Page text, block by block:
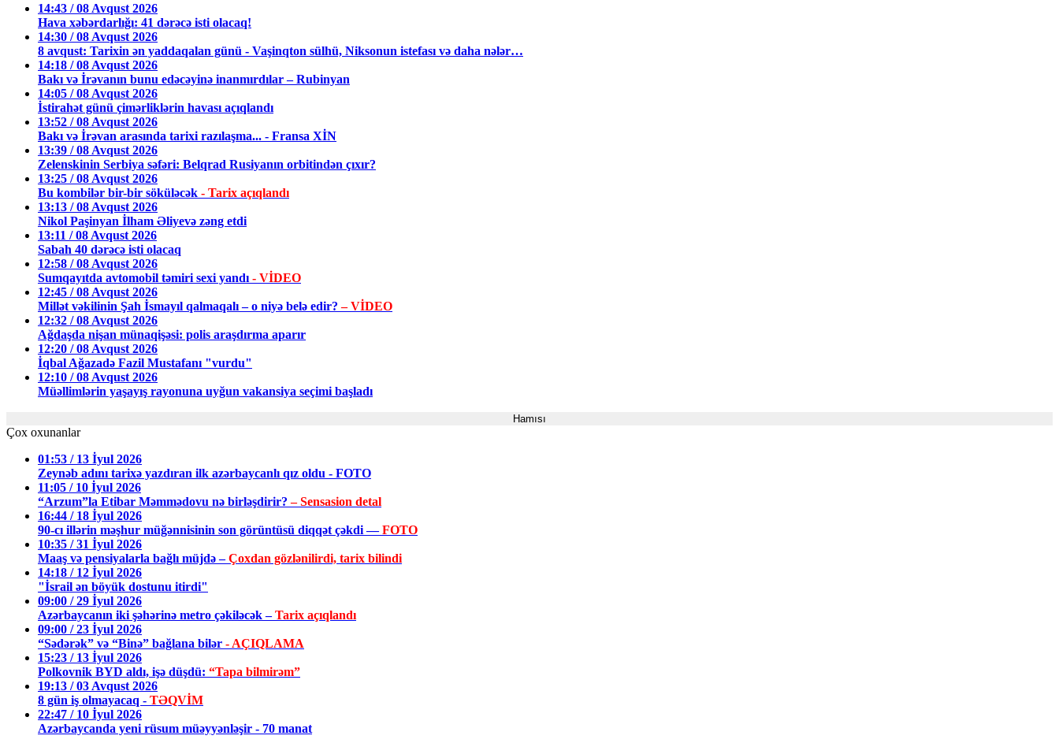
14:43 / 08 Avqust 2026
Hava xəbərdarlığı: 41 dərəcə isti olacaq!
14:30 / 08 Avqust 2026
8 avqust: Tarixin ən yaddaqalan günü - Vaşinqton sülhü, Niksonun istefası və daha nələr…
14:18 / 08 Avqust 2026
Bakı və İrəvanın bunu edəcəyinə inanmırdılar – Rubinyan
14:05 / 08 Avqust 2026
İstirahət günü çimərliklərin havası açıqlandı
13:52 / 08 Avqust 2026
Bakı və İrəvan arasında tarixi razılaşma... - Fransa XİN
13:39 / 08 Avqust 2026
Zelenskinin Serbiya səfəri: Belqrad Rusiyanın orbitindən çıxır?
13:25 / 08 Avqust 2026
Bu kombilər bir-bir söküləcək - Tarix açıqlandı
13:13 / 08 Avqust 2026
Nikol Paşinyan İlham Əliyevə zəng etdi
13:11 / 08 Avqust 2026
Sabah 40 dərəcə isti olacaq
12:58 / 08 Avqust 2026
Sumqayıtda avtomobil təmiri sexi yandı - VİDEO
12:45 / 08 Avqust 2026
Millət vəkilinin Şah İsmayıl qalmaqalı – o niyə belə edir?– VİDEO
12:32 / 08 Avqust 2026
Ağdaşda nişan münaqişəsi: polis araşdırma aparır
12:20 / 08 Avqust 2026
İqbal Ağazadə Fazil Mustafanı "vurdu"
12:10 / 08 Avqust 2026
Müəllimlərin yaşayış rayonuna uyğun vakansiya seçimi başladı
Hamısı
Çox oxunanlar
01:53 / 13 İyul 2026
Zeynəb adını tarixə yazdıran ilk azərbaycanlı qız oldu - FOTO
11:05 / 10 İyul 2026
“Arzum”la Etibar Məmmədovu nə birləşdirir?– Sensasion detal
16:44 / 18 İyul 2026
90-cı illərin məşhur müğənnisinin son görüntüsü diqqət çəkdi —FOTO
10:35 / 31 İyul 2026
Maaş və pensiyalarla bağlı müjdə –Çoxdan gözlənilirdi, tarix bilindi
14:18 / 12 İyul 2026
"İsrail ən böyük dostunu itirdi"
09:00 / 29 İyul 2026
Azərbaycanın iki şəhərinə metro çəkiləcək –Tarix açıqlandı
09:00 / 23 İyul 2026
“Sədərək” və “Binə” bağlana bilər - AÇIQLAMA
15:23 / 13 İyul 2026
Polkovnik BYD aldı, işə düşdü: “Tapa bilmirəm”
19:13 / 03 Avqust 2026
8 gün iş olmayacaq - TƏQVİM
22:47 / 10 İyul 2026
Azərbaycanda yeni rüsum müəyyənləşir - 70 manat